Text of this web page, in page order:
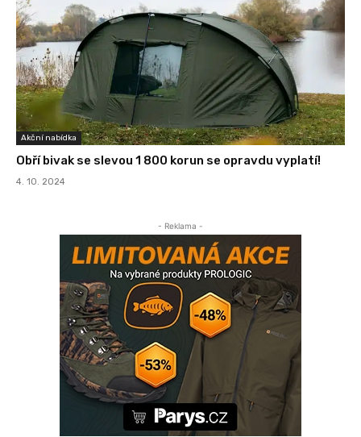
Akční nabídka
Obří bivak se slevou 1 800 korun se opravdu vyplatí!
4. 10. 2024
- Reklama -